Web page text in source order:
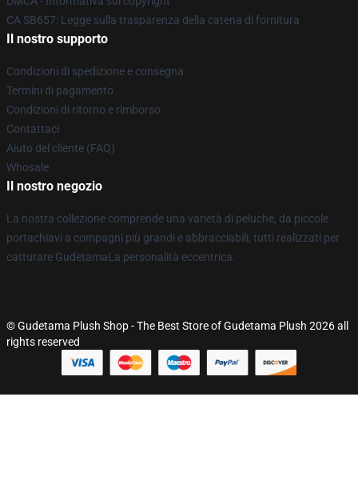
CA SB657: Legge sulla trasparenza della catena di fornitura
Il nostro supporto
Condizioni di spedizione e consegna
Termini di pagamento
Condizioni di ritorno e rimborso
Contattaci
Aiuto del cliente (FAQ)
Whosale
Il nostro negozio
La nostra collezione comprende una varietà di peluche, da piccole
portachiavi a compagni più grandi e abbracciabili, tutti realizzati per
catturare GudetamaLa personalità eccentrica.
© Gudetama Plush Shop - The Best Store of Gudetama Plush 2026 all
rights reserved